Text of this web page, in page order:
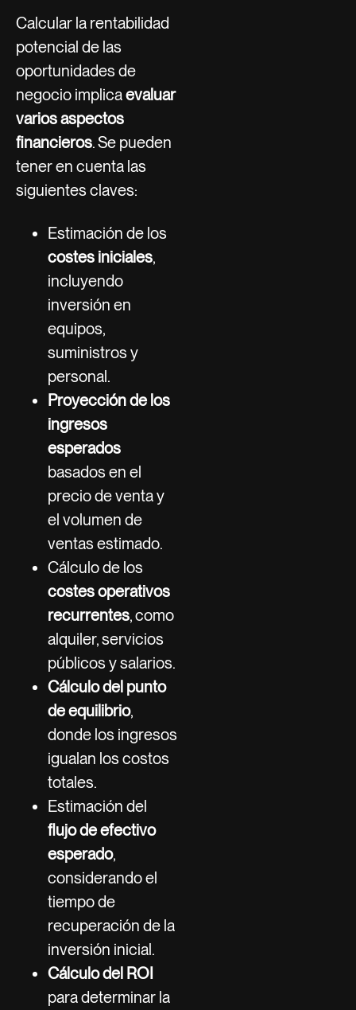
Calcular la rentabilidad
potencial de las
oportunidades de
negocio implicaevaluar
varios aspectos
financieros. Se pueden
tener en cuenta las
siguientes claves:
Estimación de los
costes iniciales,
incluyendo
inversión en
equipos,
suministros y
personal.
Proyección de los
ingresos
esperados
basados en el
precio de venta y
el volumen de
ventas estimado.
Cálculo de los
costes operativos
recurrentes, como
alquiler, servicios
públicos y salarios.
Cálculo del punto
de equilibrio,
donde los ingresos
igualan los costos
totales.
Estimación del
flujo de efectivo
esperado,
considerando el
tiempo de
recuperación de la
inversión inicial.
Cálculo del ROI
para determinar la